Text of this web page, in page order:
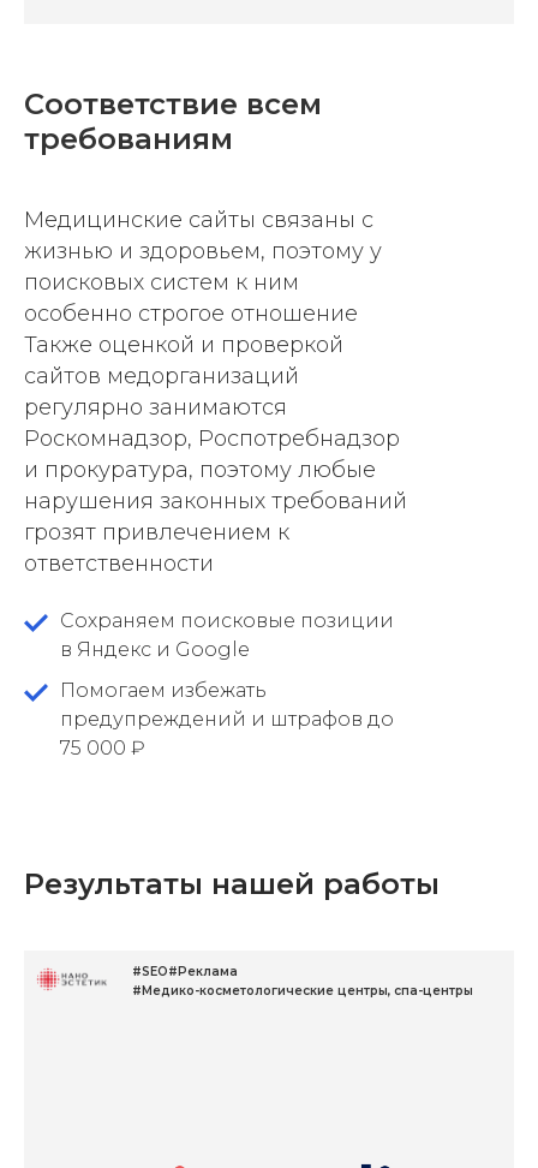
Соответствие всем
требованиям
Медицинские сайты связаны с
жизнью и здоровьем, поэтому у
поисковых систем к ним
особенно строгое отношение
Также оценкой и проверкой
сайтов медорганизаций
регулярно занимаются
Роскомнадзор, Роспотребнадзор
и прокуратура, поэтому любые
нарушения законных требований
грозят привлечением к
ответственности
Сохраняем поисковые позиции
в Яндекс и Google
Помогаем избежать
предупреждений и штрафов до
75 000 ₽
Результаты нашей работы
#SEO#Реклама
#Медико-косметологические центры, спа-центры